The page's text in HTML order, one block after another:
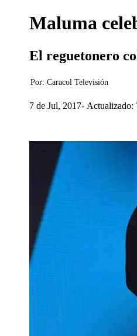
Maluma
El reguetonero
Por: Caracol Televisión
7 de Jul, 2017 Actualizado: